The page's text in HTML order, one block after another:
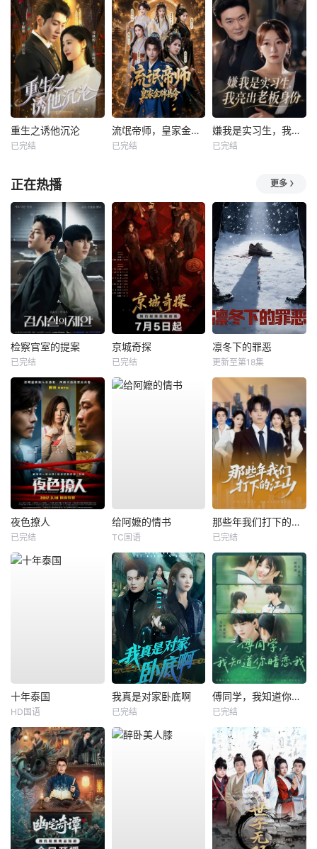
重生之诱他沉沦
已完结
流氓帝师，皇家金牌县令
已完结
嫌我是实习生，我亮出老板身份
已完结
正在热播 更多
检察官室的提案
已完结
京城奇探
已完结
凛冬下的罪恶
更新至第18集
夜色撩人
已完结
给阿嬷的情书
TC国语
那些年我们打下的江山
已完结
十年泰国
HD国语
我真是对家卧底啊
已完结
傅同学，我知道你暗恋我
已完结